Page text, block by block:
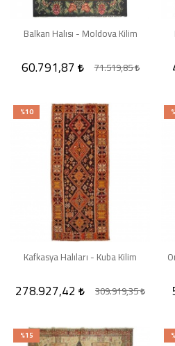
Balkan Halısı - Moldova Kilim
60.791,87 71.519,85
Kafkasya Halıları - Kuba Kilim
%10
278.927,42 309.919,35
%15